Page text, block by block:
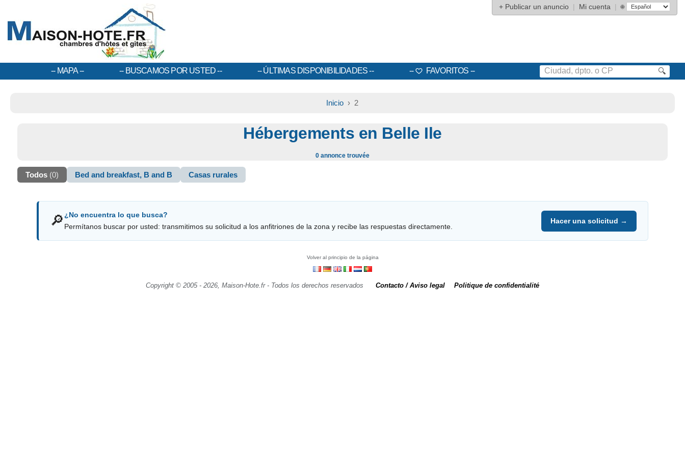
+ Publicar un anuncio | Mi cuenta | 🌐
MAPA BUSCAMOS POR USTED ÚLTIMAS DISPONIBILIDADES FAVORITOS 🔍
Inicio › 2
Hébergements en Belle Ile
0 annonce trouvée
Todos (0) Bed and breakfast, B and B Casas rurales
🔎 ¿No encuentra lo que busca?
Permítanos buscar por usted: transmitimos su solicitud a los anfitriones de la zona y recibe las respuestas directamente.
Hacer una solicitud →
Volver al principio de la página
Copyright © 2005 - 2026, Maison-Hote.fr - Todos los derechos reservados Contacto / Aviso legal Politique de confidentialité